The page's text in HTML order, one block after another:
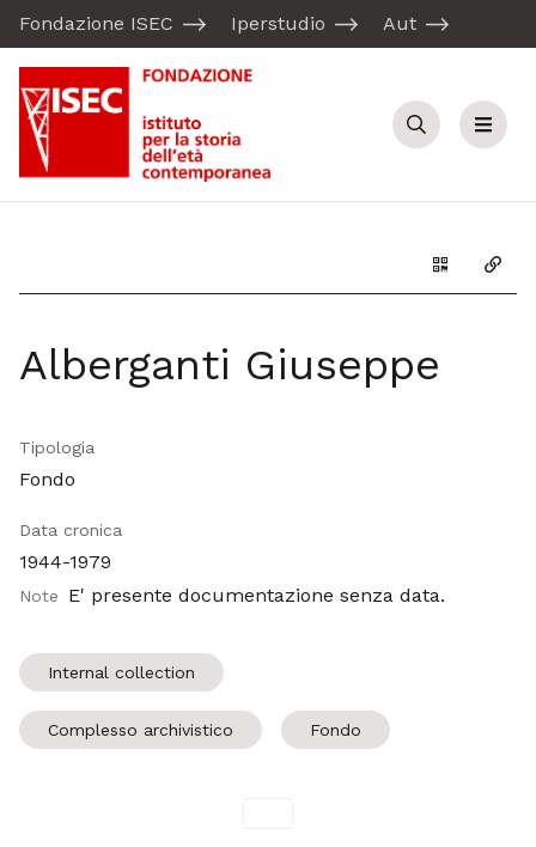
Fondazione ISEC Iperstudio Aut
Cerca Menu
Genera il
Alberganti Giuseppe
Tipologia
Fondo
Data cronica
1944-1979
Note E' presente documentazione senza data.
Internal collection
Complesso archivistico Fondo